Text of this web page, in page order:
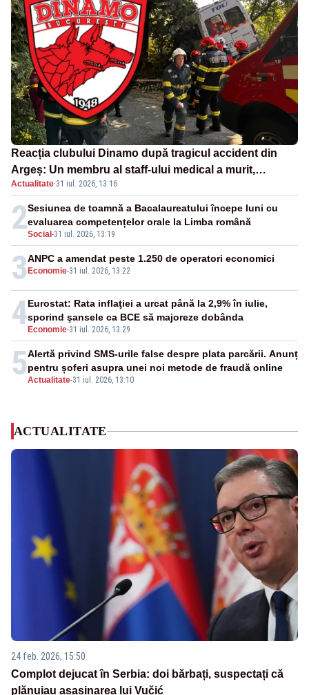
Reacția clubului Dinamo după tragicul accident din
Argeș: Un membru al staff-ului medical a murit,
antrenorul Adrian Ropotan este în spital
Actualitate·31 iul. 2026, 13:16
2Social -31 iul. 2026, 13:19
Sesiunea de toamnă a Bacalaureatului începe luni cu
evaluarea competențelor orale la Limba română
3 Economie-31 iul. 2026, 13:22
ANPC a amendat peste 1.250 de operatori economici
4 Economie-31 iul. 2026, 13:29
Eurostat: Rata inflaţiei a urcat până la 2,9% în iulie,
sporind şansele ca BCE să majoreze dobânda
5Actualitate-31 iul. 2026, 13:10
Alertă privind SMS-urile false despre plata parcării. Anunț
pentru șoferi asupra unei noi metode de fraudă online
ACTUALITATE
24 feb. 2026, 15:50
Complot dejucat în Serbia: doi bărbați, suspectați că
plănuiau asasinarea lui Vučić